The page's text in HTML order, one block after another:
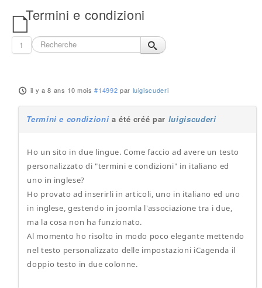
Termini e condizioni
1
il y a 8 ans 10 mois #14992 par luigiscuderi
Termini e condizioni a été créé par luigiscuderi
Ho un sito in due lingue. Come faccio ad avere un testo
personalizzato di "termini e condizioni" in italiano ed
uno in inglese?
Ho provato ad inserirli in articoli, uno in italiano ed uno
in inglese, gestendo in joomla l'associazione tra i due,
ma la cosa non ha funzionato.
Al momento ho risolto in modo poco elegante mettendo
nel testo personalizzato delle impostazioni iCagenda il
doppio testo in due colonne.